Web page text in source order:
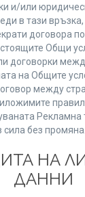
и/или
в тази връзка,
договора
Общи
договорки
на Общите
между
сила без промяна.
НА
ДАННИ